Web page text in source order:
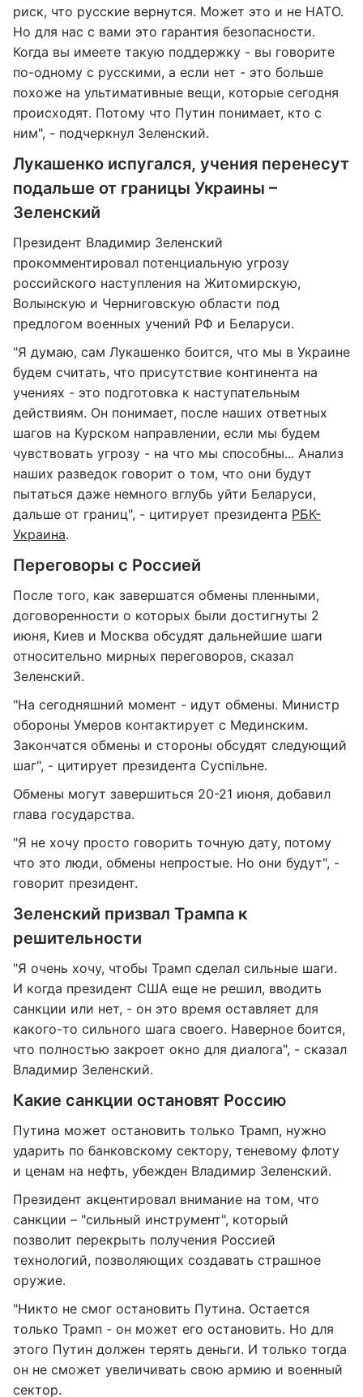
риск, что русские вернутся. Может это и не НАТО.
Но для нас с вами это гарантия безопасности.
Когда вы имеете такую поддержку - вы говорите
по-одному с русскими, а если нет - это больше
похоже на ультимативные вещи, которые сегодня
происходят. Потому что Путин понимает, кто с
ним", - подчеркнул Зеленский.
Лукашенко испугался, учения перенесут
подальше от границы Украины –
Зеленский
Президент Владимир Зеленский
прокомментировал потенциальную угрозу
российского наступления на Житомирскую,
Волынскую и Черниговскую области под
предлогом военных учений РФ и Беларуси.
"Я думаю, сам Лукашенко боится, что мы в Украине
будем считать, что присутствие континента на
учениях - это подготовка к наступательным
действиям. Он понимает, после наших ответных
шагов на Курском направлении, если мы будем
чувствовать угрозу - на что мы способны... Анализ
наших разведок говорит о том, что они будут
пытаться даже немного вглубь уйти Беларуси,
дальше от границ", - цитирует президента РБК-
Украина.
Переговоры с Россией
После того, как завершатся обмены пленными,
договоренности о которых были достигнуты 2
июня, Киев и Москва обсудят дальнейшие шаги
относительно мирных переговоров, сказал
Зеленский.
"На сегодняшний момент - идут обмены. Министр
обороны Умеров контактирует с Мединским.
Закончатся обмены и стороны обсудят следующий
шаг", - цитирует президента Суспільне.
Обмены могут завершиться 20-21 июня, добавил
глава государства.
"Я не хочу просто говорить точную дату, потому
что это люди, обмены непростые. Но они будут", -
говорит президент.
Зеленский призвал Трампа к
решительности
"Я очень хочу, чтобы Трамп сделал сильные шаги.
И когда президент США еще не решил, вводить
санкции или нет, - он это время оставляет для
какого-то сильного шага своего. Наверное боится,
что полностью закроет окно для диалога", - сказал
Владимир Зеленский.
Какие санкции остановят Россию
Путина может остановить только Трамп, нужно
ударить по банковскому сектору, теневому флоту
и ценам на нефть, убежден Владимир Зеленский.
Президент акцентировал внимание на том, что
санкции – "сильный инструмент", который
позволит перекрыть получения Россией
технологий, позволяющих создавать страшное
оружие.
"Никто не смог остановить Путина. Остается
только Трамп - он может его остановить. Но для
этого Путин должен терять деньги. И только тогда
он не сможет увеличивать свою армию и военный
сектор.